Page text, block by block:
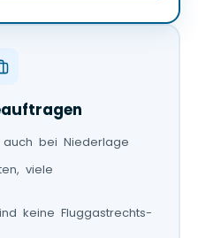
bei Niederlage
viele
keine Fluggastrechts-